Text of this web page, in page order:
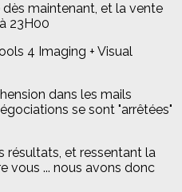
maintenant, et la vente
23H00
4 Imaging + Visual
dans les mails
se sont "arrêtées"
résultats, et ressentant la
vous ... nous avons donc